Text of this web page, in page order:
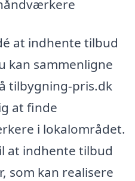
at indhente tilbud
kan sammenligne
tilbygning-pris.dk
at finde
i lokalområdet.
at indhente tilbud
som kan realisere